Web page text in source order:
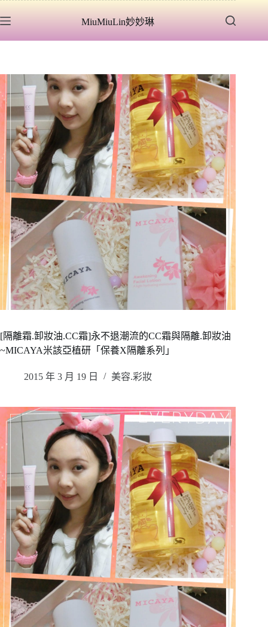
至
容
MiuMiuLin妙妙琳
[隔離霜.卸妝油.CC霜]永不退潮流的CC霜與隔離.卸妝油
~MICAYA米該亞植研「保養X隔離系列」
2015 年 3 月 19 日 美容.彩妝